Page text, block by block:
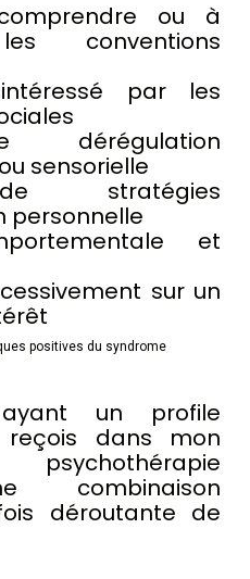
ou à
conventions
par les
dérégulation
sensorielle
stratégies
personnelle
et
sur un
positives du syndrome
un profile
dans mon
combinaison
déroutante de